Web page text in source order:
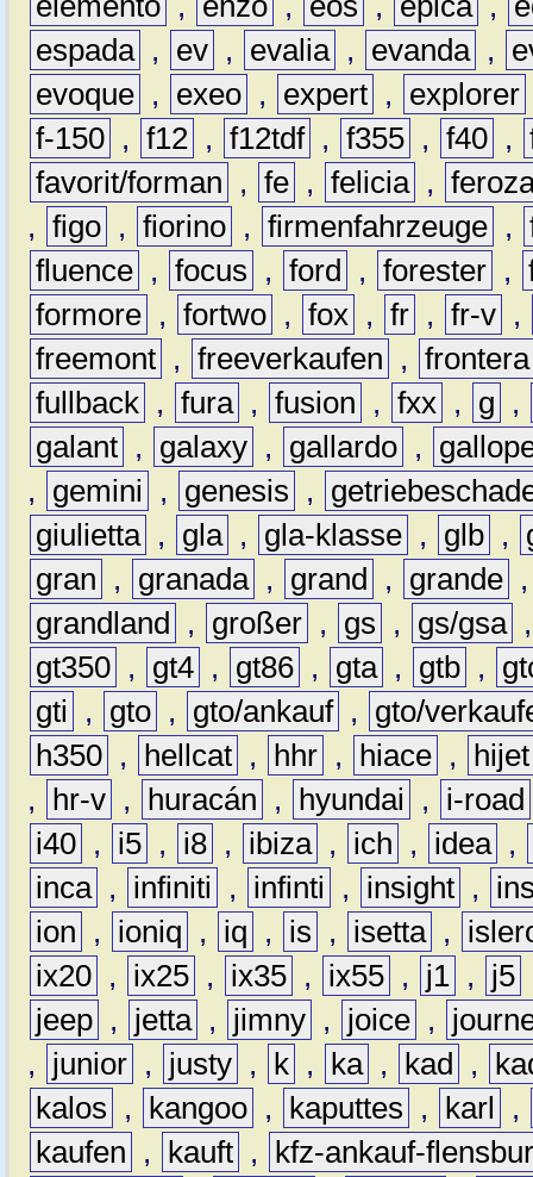
espada , ev , evalia , evanda ,
evoque , exeo , expert , explorer
f-150 , f12 , f12tdf , f355 , f40 ,
favorit/forman
, fe , felicia ,
, figo , fiorino , firmenfahrzeuge ,
fluence , focus , ford , forester ,
formore , fortwo , fox , fr , fr-v ,
freemont , freeverkaufen , frontera
fullback , fura , fusion , fxx , g
,
galant , galaxy , gallardo ,
,
gemini , genesis ,
giulietta , gla , gla-klasse , glb ,
gran
, granada , grand , grande
grandland
, großer , gs , gs/gsa
gt350 , gt4 , gt86 , gta , gtb ,
gti
, gto , gto/ankauf ,
gto/
h350 , hellcat , hhr , hiace ,
hijet
,
hr-v , huracán , hyundai ,
i-road
i40 , i5 , i8 , ibiza , ich , idea ,
inca , infiniti , infinti , insight ,
ion
, ioniq , iq , is , isetta ,
ix20 , ix25 , ix35 , ix55 , j1 , j5
jeep , jetta , jimny , joice ,
,
junior , justy , k , ka , kad ,
kalos
, kangoo , kaputtes , karl
,
kaufen
, kauft ,
kfz-ankauf-